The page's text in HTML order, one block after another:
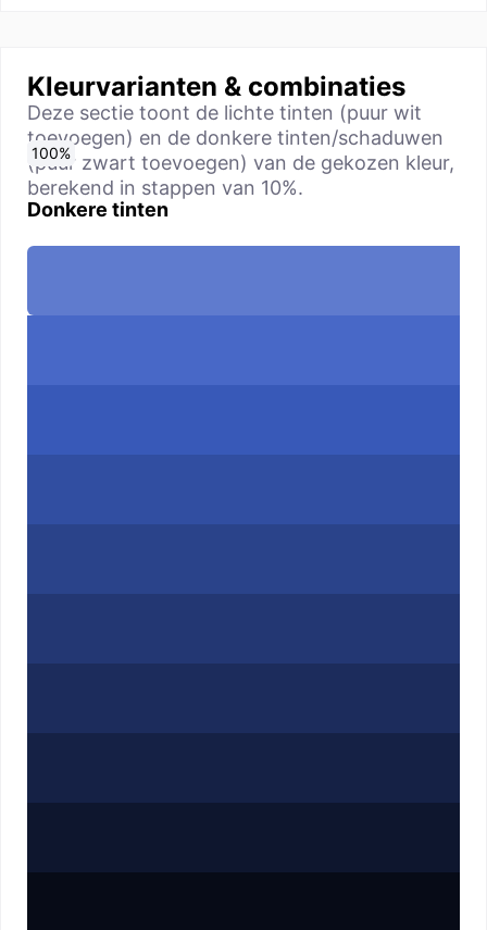
Kleurvarianten & combinaties
Deze sectie toont de lichte tinten (puur wit
toevoegen) en de donkere tinten/schaduwen
(puur zwart toevoegen) van de gekozen kleur,
berekend in stappen van 10%.
Donkere tinten
0%
10%
20%
30%
40%
50%
60%
70%
80%
90%
100%